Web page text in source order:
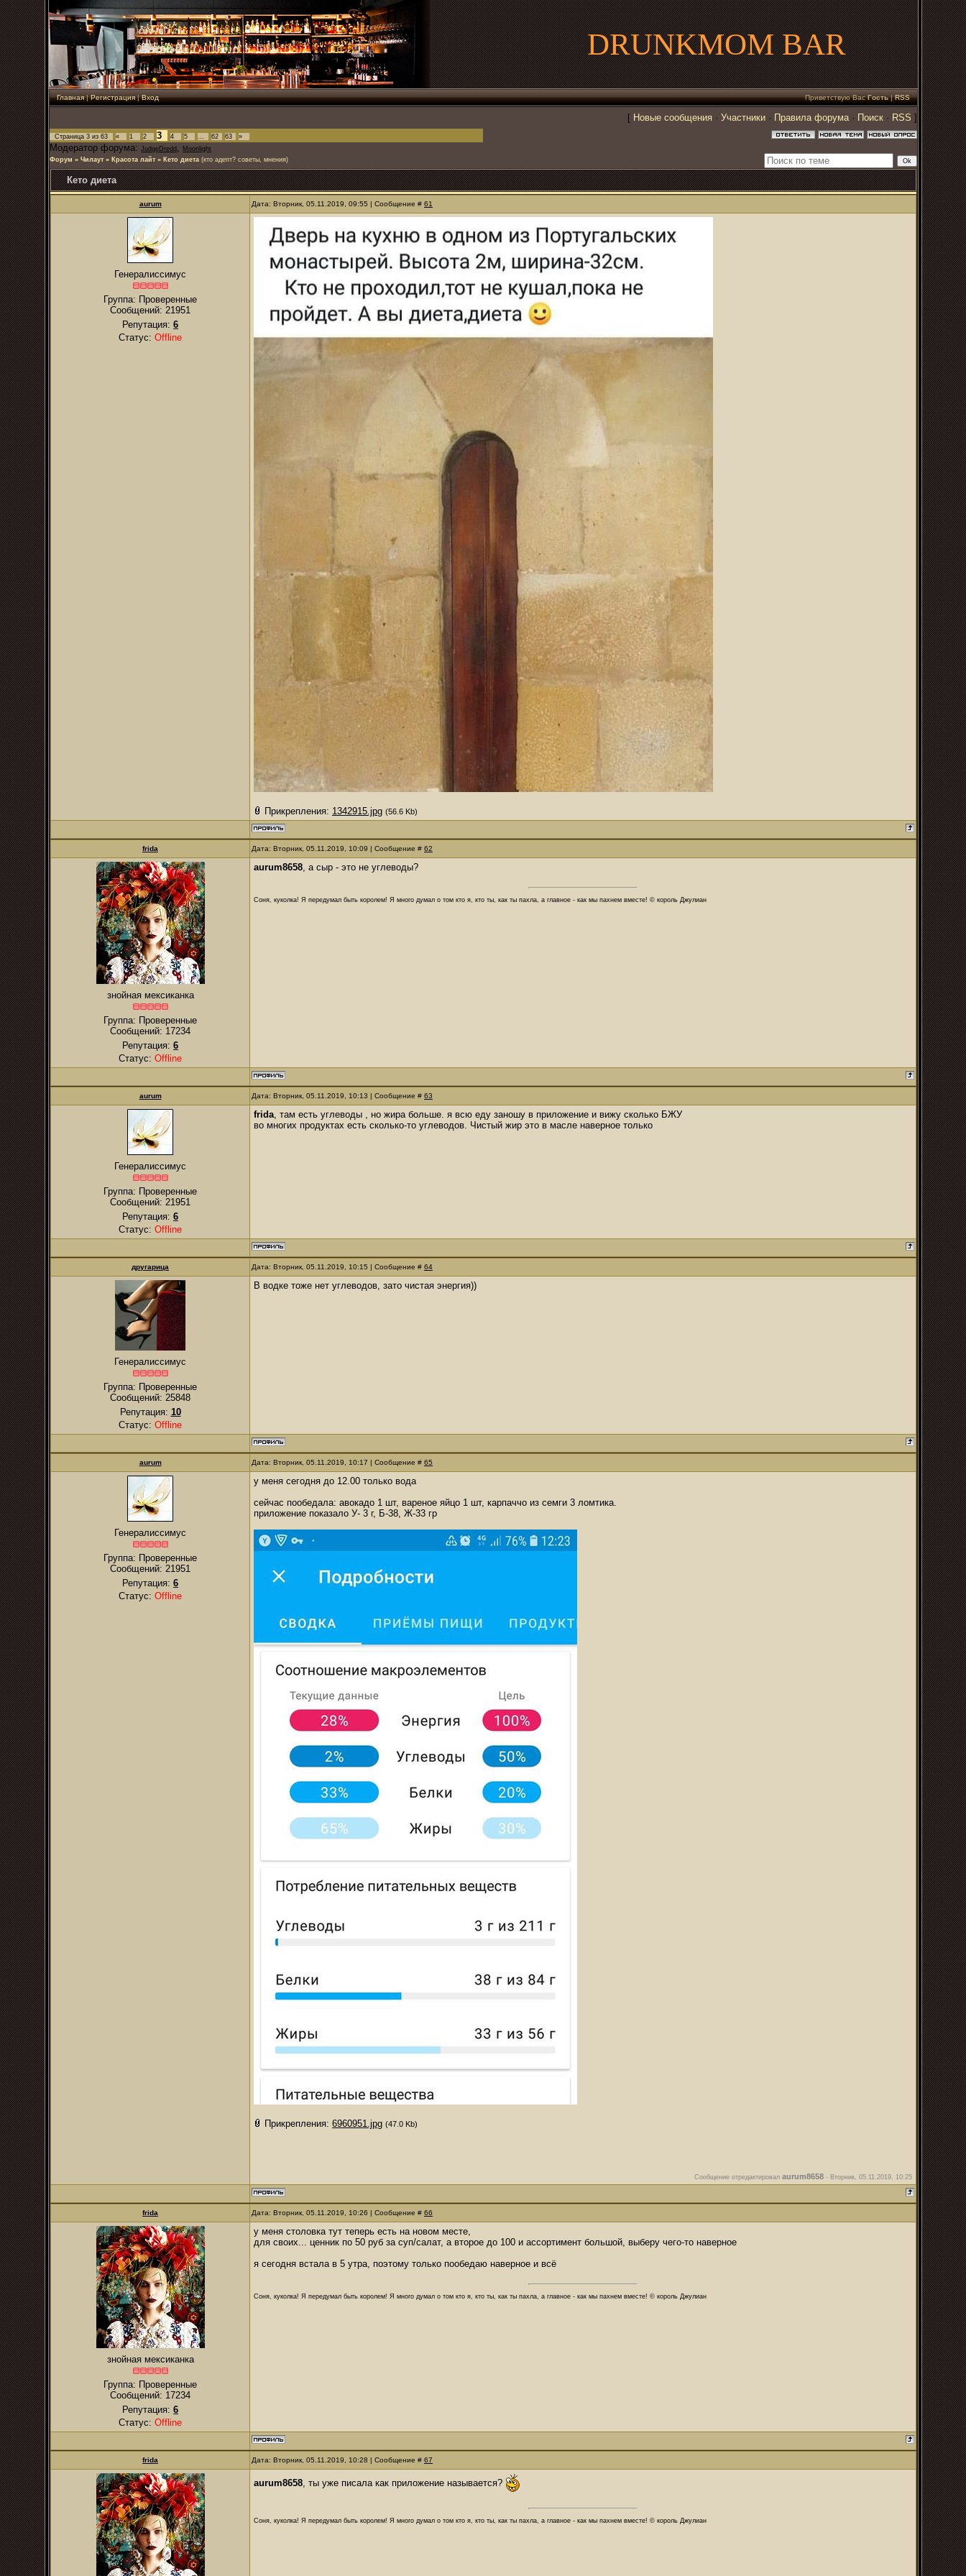
DRUNKMOM BAR
Главная|Регистрация|Вход Приветствую Вас Гость|RSS
[ Новые сообщения · Участники · Правила форума· Поиск · RSS ]
Страница 3 из 63 « 1 2 3 4 5 … 62 63 »
Модератор форума: JudgeDredd , Moonlight
Форум » Чилаут » Красота лайт » Кето диета (кто адепт? советы, мнения)
Кето диета
аurum Дата: Вторник, 05.11.2019, 09:55 | Сообщение # 61
Генералиссимус
Группа: Проверенные
Сообщений: 21951
Репутация: 6
Статус: Offline
Прикрепления: 1342915.jpg (56.6 Kb)
frida Дата: Вторник, 05.11.2019, 10:09 | Сообщение # 62
знойная мексиканка
Группа: Проверенные
Сообщений: 17234
Репутация: 6
Статус: Offline
aurum8658, а сыр - это не углеводы?
Соня, куколка! Я передумал быть королем! Я много думал о том кто я, кто ты, как ты пахла, а главное - как мы пахнем вместе! © король Джулиан
аurum Дата: Вторник, 05.11.2019, 10:13 | Сообщение # 63
Генералиссимус
Группа: Проверенные
Сообщений: 21951
Репутация: 6
Статус: Offline
frida, там есть углеводы , но жира больше. я всю еду заношу в приложение и вижу сколько БЖУ
во многих продуктах есть сколько-то углеводов. Чистый жир это в масле наверное только
другарица Дата: Вторник, 05.11.2019, 10:15 | Сообщение # 64
Генералиссимус
Группа: Проверенные
Сообщений: 25848
Репутация: 10
Статус: Offline
В водке тоже нет углеводов, зато чистая энергия))
аurum Дата: Вторник, 05.11.2019, 10:17 | Сообщение # 65
Генералиссимус
Группа: Проверенные
Сообщений: 21951
Репутация: 6
Статус: Offline
у меня сегодня до 12.00 только вода
сейчас пообедала: авокадо 1 шт, вареное яйцо 1 шт, карпаччо из семги 3 ломтика.
приложение показало У- 3 г, Б-38, Ж-33 гр
Прикрепления: 6960951.jpg (47.0 Kb)
Сообщение отредактировал aurum8658 - Вторник, 05.11.2019, 10:25
frida Дата: Вторник, 05.11.2019, 10:26 | Сообщение # 66
знойная мексиканка
Группа: Проверенные
Сообщений: 17234
Репутация: 6
Статус: Offline
у меня столовка тут теперь есть на новом месте,
для своих... ценник по 50 руб за суп/салат, а второе до 100 и ассортимент большой, выберу чего-то наверное
я сегодня встала в 5 утра, поэтому только пообедаю наверное и всё
Соня, куколка! Я передумал быть королем! Я много думал о том кто я, кто ты, как ты пахла, а главное - как мы пахнем вместе! © король Джулиан
frida Дата: Вторник, 05.11.2019, 10:28 | Сообщение # 67
aurum8658 , ты уже писала как приложение называется?
Соня, куколка! Я передумал быть королем! Я много думал о том кто я, кто ты, как ты пахла, а главное - как мы пахнем вместе! © король Джулиан